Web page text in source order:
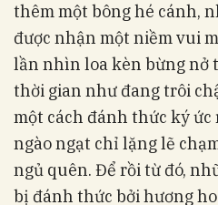
thêm một bông hé cánh,
được nhận một niềm vui
lần nhìn loa kèn bừng nở
thời gian như đang trôi
một cách đánh thức ký
ngào ngạt chỉ lặng lẽ
ngủ quên. Để rồi từ đó,
bị đánh thức bởi hương